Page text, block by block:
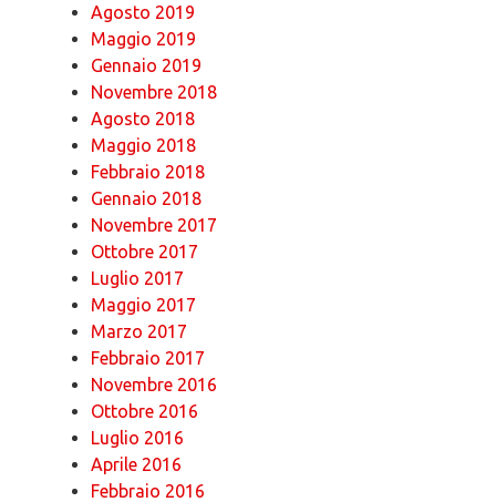
Agosto 2019
Maggio 2019
Gennaio 2019
Novembre 2018
Agosto 2018
Maggio 2018
Febbraio 2018
Gennaio 2018
Novembre 2017
Ottobre 2017
Luglio 2017
Maggio 2017
Marzo 2017
Febbraio 2017
Novembre 2016
Ottobre 2016
Luglio 2016
Aprile 2016
Febbraio 2016